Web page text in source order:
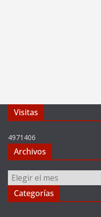
Visitas
4971406
Archivos
Archivos
Categorías